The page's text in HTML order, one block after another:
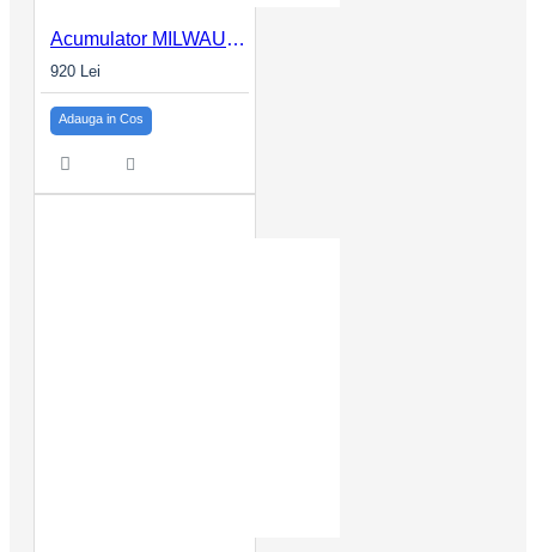
Acumulator MILWAUKEE 3.0Ah M18™ HIGH OUTPUT™ M18 HB3
920 Lei
Adauga in Cos